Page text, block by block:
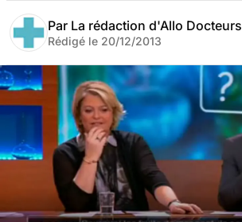
Par La rédaction d'Allo Docteurs
Rédigé le 20/12/2013